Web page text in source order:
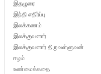
இதழுரை
இந்தி எதிர்ப்பு
இலக்கணம்
இலக்குவனார்
இலக்குவனார் திருவள்ளுவன்
ஈழம்
உண்மைக்கதை